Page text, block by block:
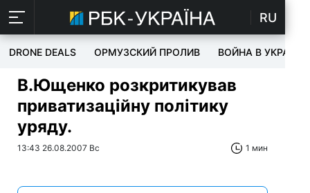
RU
DRONE DEALS ОРМУЗСКИЙ ПРОЛИВ ВОЙНА В УКРАИНЕ
В.Ющенко розкритикував
приватизаційну політику
уряду.
13:43 26.08.2007 Вс 1 мин